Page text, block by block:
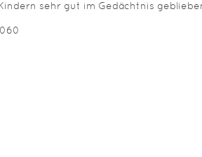
sehr gut im Gedächtnis